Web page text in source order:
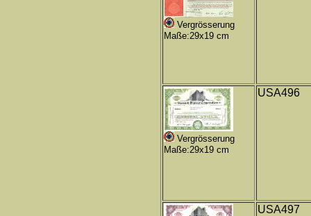
Vergrösserung
Maße:29x19 cm
Vergrösserung
Maße:29x19 cm
USA496
USA497